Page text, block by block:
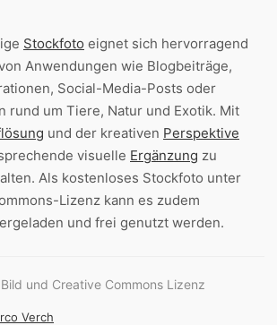
Stockfoto eignet sich hervorragend
Anwendungen wie Blogbeiträge,
Social-Media-Posts oder
rund um Tiere, Natur und Exotik. Mit
und der kreativen Perspektive
visuelle Ergänzung zu
Als kostenloses Stockfoto unter
Lizenz kann es zudem
und frei genutzt werden.
und Creative Commons Lizenz
Verch